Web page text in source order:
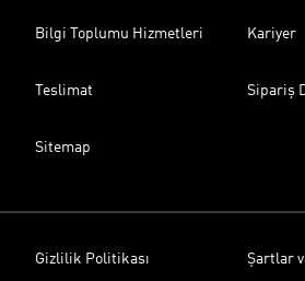
Bilgi Toplumu Hizmetleri Kariyer
Teslimat Sipariş
Sitemap
Gizlilik Politikası Şartlar